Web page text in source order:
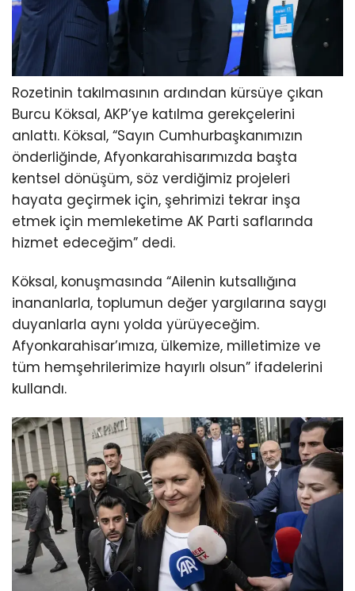
Rozetinin takılmasının ardından kürsüye çıkan
Burcu Köksal, AKP’ye katılma gerekçelerini
anlattı. Köksal, “Sayın Cumhurbaşkanımızın
önderliğinde, Afyonkarahisarımızda başta
kentsel dönüşüm, söz verdiğimiz projeleri
hayata geçirmek için, şehrimizi tekrar inşa
etmek için memleketime AK Parti saflarında
hizmet edeceğim” dedi.
Köksal, konuşmasında “Ailenin kutsallığına
inananlarla, toplumun değer yargılarına saygı
duyanlarla aynı yolda yürüyeceğim.
Afyonkarahisar’ımıza, ülkemize, milletimize ve
tüm hemşehrilerimize hayırlı olsun” ifadelerini
kullandı.